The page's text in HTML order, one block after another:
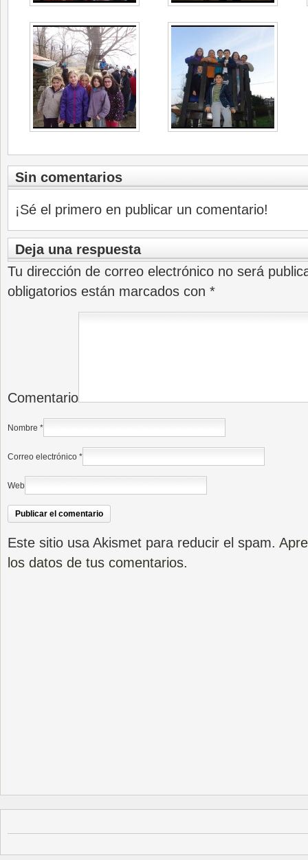
Sin comentarios
¡Sé el primero en publicar un comentario!
Deja una respuesta
Tu dirección de correo electrónico no será
obligatorios están marcados con *
Comentario
Nombre *
Correo electrónico *
Web
Este sitio usa Akismet para reducir el spam.
los datos de tus comentarios.